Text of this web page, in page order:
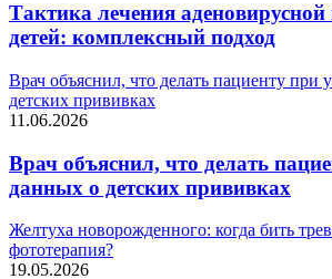
Тактика лечения
детей: комплексный подход
Врач объяснил, что делать пациенту при
детских прививках
11.06.2026
Врач объяснил, что делать
данных о детских прививках
Желтуха новорожденного: когда бить
фототерапия?
19.05.2026